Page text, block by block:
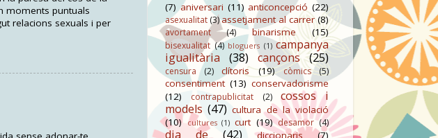
moments puntuals
relacions sexuals i per
(7) aniversari (11) anticoncepció (22)
asexualitat (3)assetjament al carrer (8)
avortament (4) binarisme (15)
bisexualitat (4) bloguers (1) campanya
igualitària
(38) cançons (25)
censura (2) clítoris (19) còmics (5)
consentiment (13) conservadorisme
(12)
contrapublicitat (2)
cossos i
models (47) cultura de la violació
(10) cultures (1) curt (19) desamor (4)
dia de (42) diccionaris (7)